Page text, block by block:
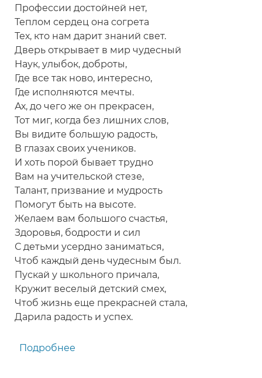
Профессии достойней нет,
Теплом сердец она согрета
Тех, кто нам дарит знаний свет.
Дверь открывает в мир чудесный
Наук, улыбок, доброты,
Где все так ново, интересно,
Где исполняются мечты.
Ах, до чего же он прекрасен,
Тот миг, когда без лишних слов,
Вы видите большую радость,
В глазах своих учеников.
И хоть порой бывает трудно
Вам на учительской стезе,
Талант, призвание и мудрость
Помогут быть на высоте.
Желаем вам большого счастья,
Здоровья, бодрости и сил
С детьми усердно заниматься,
Чтоб каждый день чудесным был.
Пускай у школьного причала,
Кружит веселый детский смех,
Чтоб жизнь еще прекрасней стала,
Дарила радость и успех.
Подробнее